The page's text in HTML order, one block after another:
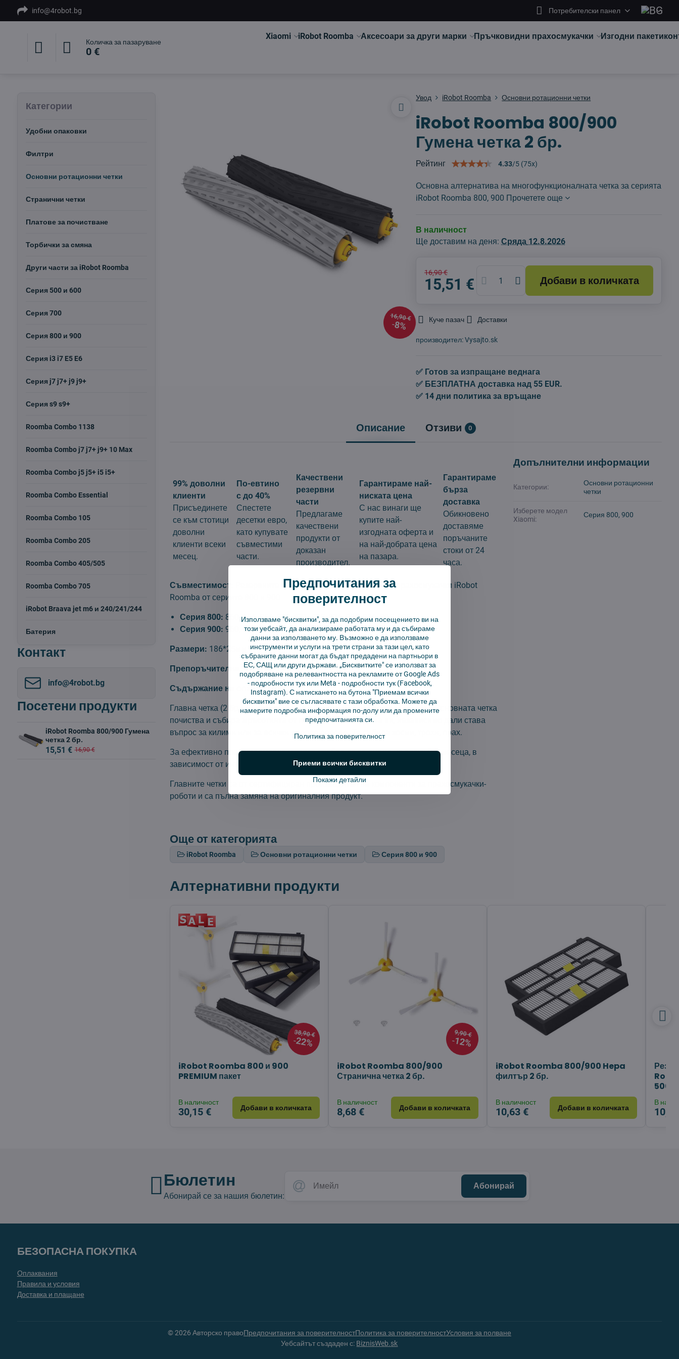
info@4robot.bg Потребителски панел
Количка за пазаруване
0 €
Xiaomi iRobot Roomba Аксесоари за други марки Пръчковидни прахосмукачки Изгодни пакети
16,90 €
8%
Увод iRobot Roomba Основни ротационни четки
iRobot Roomba 800/900
Гумена четка 2 бр.
Рейтинг 4.33/5 (75x)
Основна алтернатива на многофункционалната четка за серията
iRobot Roomba 800, 900 Прочетете още
В наличност
Ще доставим на деня:Сряда 12.8.2026
16,90 €
15,51 € Добави в количката
Куче пазач Доставки
производител:Vysajto.sk
✅ Готов за изпращане веднага
✅ БЕЗПЛАТНА доставка над 55 EUR.
✅ 14 дни политика за връщане
Описание Отзиви 0
99% доволни
клиенти
Присъединете
се към стотици
доволни
клиенти всеки
месец.
По-евтино
с до 40%
Спестете
десетки евро,
като купувате
съвместими
части.
Качествени
резервни
части
Предлагаме
качествени
продукти от
доказан
производител.
Гарантираме най-
ниската цена
С нас винаги ще
купите най-
изгодната оферта и
на най-добрата цена
на пазара.
Гарантираме
бърза
доставка
Обикновено
доставяме
поръчаните
стоки от 24
часа.
Съвместимост:
Резервните части са съвместими с всички прахосмукачки iRobot
Roomba от сериите 800 и 900
Серия 800: 860, 865, 866, 870, 871, 875, 876, 880, 886, 895, 896
Серия 900: 960, 965, 966, 974, 975, 976, 980, 981, 990
Размери: 186*25мм
Препоръчителна замяна:3 месеца
Съдържание на опаковката:2 бр
Главна четка (2 бр.) за прахосмукачки-роботи iRobot Roomba 800, 900. Основната четка
почиства и събира мръсотията от повърхностите в дома ви, независимо дали става
въпрос за килими или за всички видове подове. Тя събира косми, трохи, прах.
За ефективно прахосмукиране четката трябва да се сменя на всеки 2-3 месеца, в
зависимост от интензивността на използване.
Главните четки са от сертифициран производител на компоненти за прахосмукачки-
роботи и са пълна замяна на оригиналния продукт.
Още от категорията
iRobot Roomba Основни ротационни четки Серия 800 и 900
Допълнителни информации
Категории:
Основни ротационни
четки
Изберете модел
Xiaomi:
Серия 800, 900
Алтернативни продукти
38,90 €
22%
iRobot Roomba 800 и 900
PREMIUM пакет
В наличност
30,15 € Добави в количката
9,90 €
12%
iRobot Roomba 800/900
Странична четка 2 бр.
В наличност
8,68 € Добави в количката
iRobot Roomba 800/900 Hepa
филтър 2 бр.
В наличност
10,63 € Добави в количката
500/
В
Категории
Удобни опаковки
Филтри
Основни ротационни четки
Странични четки
Платове за почистване
Торбички за смяна
Други части за iRobot Roomba
Серия 500 и 600
Серия 700
Серия 800 и 900
Серия i3 i7 E5 E6
Серия j7 j7+ j9 j9+
Серия s9 s9+
Roomba Combo 1138
Roomba Combo j7 j7+ j9+ 10 Max
Roomba Combo j5 j5+ i5 i5+
Roomba Combo Essential
Roomba Combo 105
Roomba Combo 205
Roomba Combo 405/505
Roomba Combo 705
iRobot Braava jet m6 и 240/241/244
Батерия
Контакт
info​@4robot​.bg
Посетени продукти
iRobot Roomba 800/900 Гумена
четка 2 бр.
15,51 € 16,90 €
Бюлетин
Абонирай се за нашия бюлетин:
Абонирай
БЕЗОПАСНА ПОКУПКА
Оплаквания
Правила и условия
Доставка и плащане
©2026 Авторско правоПредпочитания за поверителностПолитика за поверителностУсловия за полване
Уебсайтът създаден с: BiznisWeb.sk
Предпочитания за
поверителност
Използваме "бисквитки", за да подобрим посещението ви на
този уебсайт, да анализираме работата му и да събираме
данни за използването му. Възможно е да използваме
инструменти и услуги на трети страни за тази цел, като
събраните данни могат да бъдат предадени на партньори в
ЕС, САЩ или други държави. „Бисквитките" се използват за
подобряване на релевантността на рекламите от Google Ads
- подробности тукили Meta - подробности тук(Facebook,
Instagram). С натискането на бутона "Приемам всички
бисквитки" вие се съгласявате с тази обработка. Можете да
намерите подробна информация по-долу или да промените
предпочитанията си.
Политика за поверителност
Покажи детайли
Приеми всички бисквитки